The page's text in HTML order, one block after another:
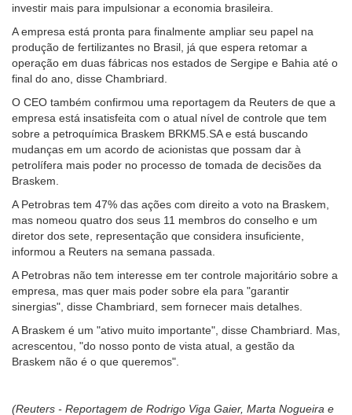
investir mais para impulsionar a economia brasileira.
A empresa está pronta para finalmente ampliar seu papel na
produção de fertilizantes no Brasil, já que espera retomar a
operação em duas fábricas nos estados de Sergipe e Bahia até o
final do ano, disse Chambriard.
O CEO também confirmou uma reportagem da Reuters de que a
empresa está insatisfeita com o atual nível de controle que tem
sobre a petroquímica Braskem BRKM5.SA e está buscando
mudanças em um acordo de acionistas que possam dar à
petrolífera mais poder no processo de tomada de decisões da
Braskem.
A Petrobras tem 47% das ações com direito a voto na Braskem,
mas nomeou quatro dos seus 11 membros do conselho e um
diretor dos sete, representação que considera insuficiente,
informou a Reuters na semana passada.
A Petrobras não tem interesse em ter controle majoritário sobre a
empresa, mas quer mais poder sobre ela para "garantir
sinergias", disse Chambriard, sem fornecer mais detalhes.
A Braskem é um "ativo muito importante", disse Chambriard. Mas,
acrescentou, "do nosso ponto de vista atual, a gestão da
Braskem não é o que queremos".
(Reuters - Reportagem de Rodrigo Viga Gaier, Marta Nogueira e